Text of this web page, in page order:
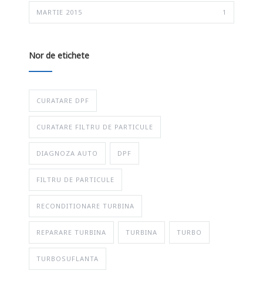
MARTIE 2015 1
Nor de etichete
CURATARE DPF
CURATARE FILTRU DE PARTICULE
DIAGNOZA AUTO DPF
FILTRU DE PARTICULE
RECONDITIONARE TURBINA
REPARARE TURBINA TURBINA TURBO
TURBOSUFLANTA